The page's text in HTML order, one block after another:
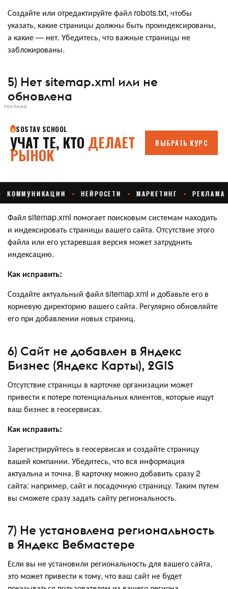
Создайте или отредактируйте файл robots.txt, чтобы
указать, какие страницы должны быть проиндексированы,
а какие — нет. Убедитесь, что важные страницы не
заблокированы.
5) Нет sitemap.xml или не
обновлена
РЕКЛАМА
Файл sitemap.xml помогает поисковым системам находить
и индексировать страницы вашего сайта. Отсутствие этого
файла или его устаревшая версия может затруднить
индексацию.
Как исправить:
Создайте актуальный файл sitemap.xml и добавьте его в
корневую директорию вашего сайта. Регулярно обновляйте
его при добавлении новых страниц.
6) Сайт не добавлен в Яндекс
Бизнес (Яндекс Карты), 2GIS
Отсутствие страницы в карточке организации может
привести к потере потенциальных клиентов, которые ищут
ваш бизнес в геосервисах.
Как исправить:
Зарегистрируйтесь в геосервисах и создайте страницу
вашей компании. Убедитесь, что вся информация
актуальна и точна. В карточку можно добавить сразу 2
сайта: например, сайт и посадочную страницу. Таким путем
вы сможете сразу задать сайту региональность.
7) Не установлена региональность
в Яндекс Вебмастере
Если вы не установили региональность для вашего сайта,
это может привести к тому, что ваш сайт не будет